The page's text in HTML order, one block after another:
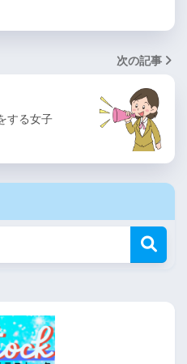
次の記事
する女子